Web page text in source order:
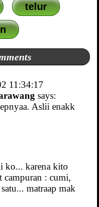
telur
11:34:17
says:
Aslii enakk
ko... karena kito
campuran : cumi,
matraap mak